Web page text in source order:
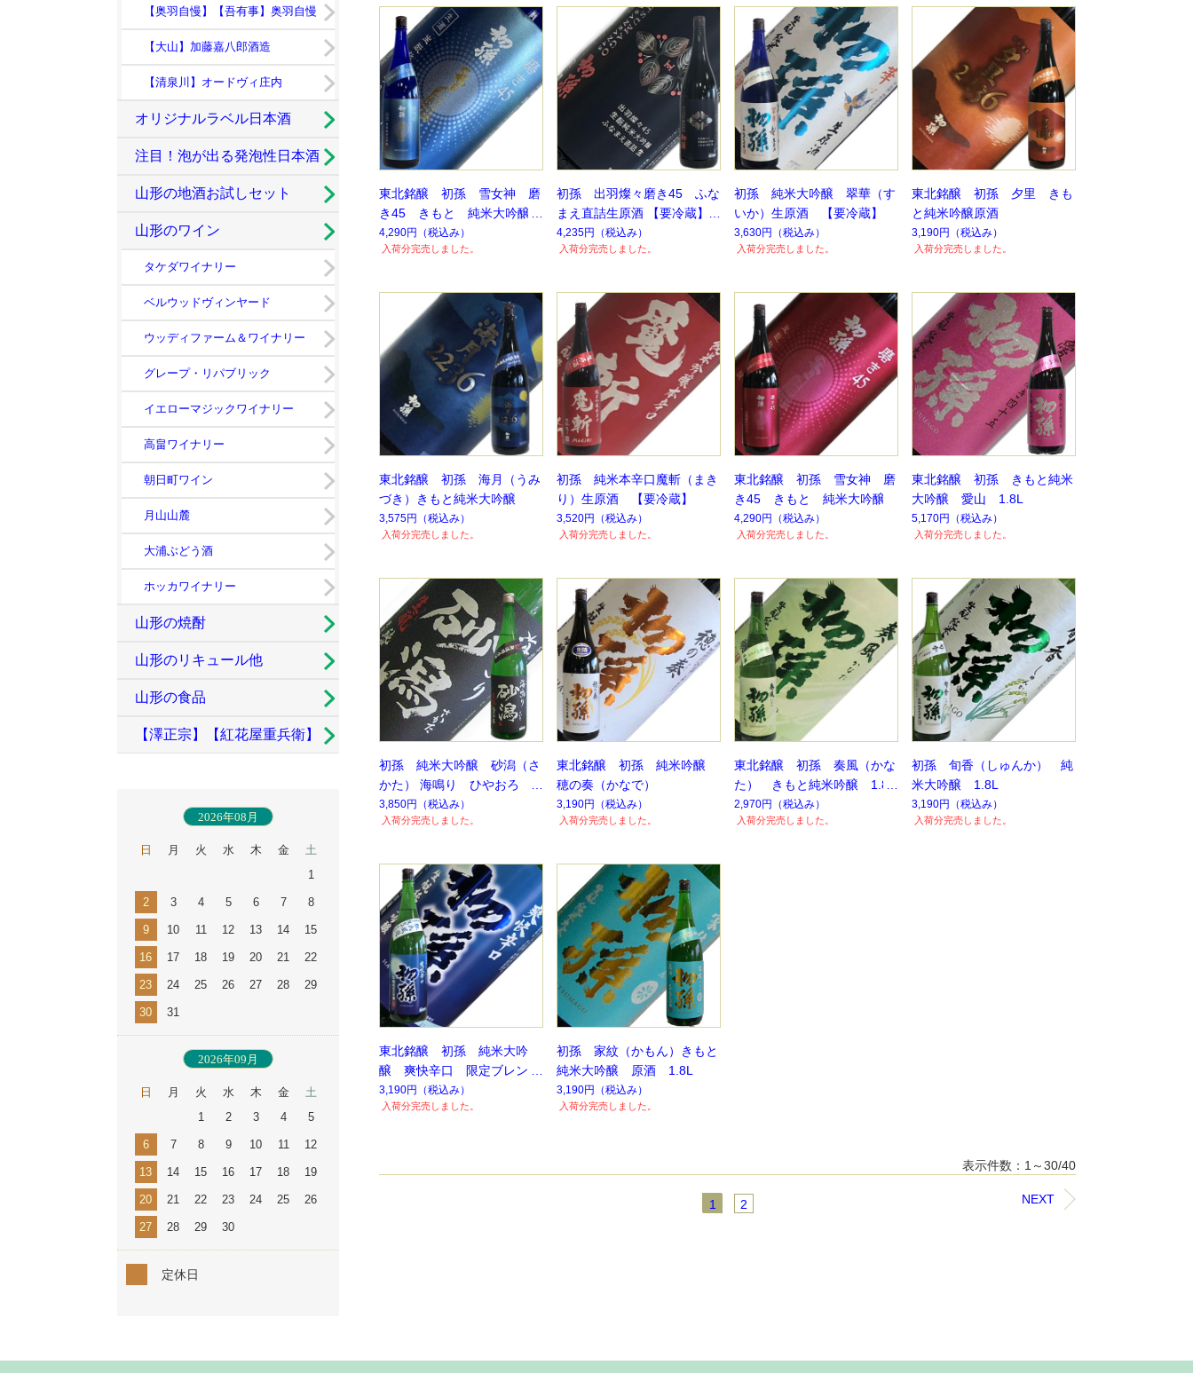
東北銘醸 初孫 雪女神 磨
き45 きもと 純米大吟醸
【要冷蔵】
4,290円 （税込み）
入荷分完売しました。
初孫 出羽燦々磨き45 ふな
まえ直詰生原酒 【要冷蔵】
4,235円 （税込み）
入荷分完売しました。
初孫 純米大吟醸 翠華（す
いか）生原酒 【要冷蔵】
3,630円 （税込み）
入荷分完売しました。
東北銘醸 初孫 夕里 きも
と純米吟醸原酒
3,190円 （税込み）
入荷分完売しました。
東北銘醸 初孫 海月（うみ
づき）きもと純米大吟醸
3,575円 （税込み）
入荷分完売しました。
初孫 純米本辛口魔斬（まき
り）生原酒 【要冷蔵】
3,520円 （税込み）
入荷分完売しました。
東北銘醸 初孫 雪女神 磨
き45 きもと 純米大吟醸
4,290円 （税込み）
入荷分完売しました。
東北銘醸 初孫 きもと純米
大吟醸 愛山 1.8L
5,170円 （税込み）
入荷分完売しました。
初孫 純米大吟醸 砂潟（さ
かた） 海鳴り ひやおろ
し
3,850円 （税込み）
入荷分完売しました。
東北銘醸 初孫 純米吟醸
穂の奏（かなで）
3,190円 （税込み）
入荷分完売しました。
東北銘醸 初孫 奏風（かな
た） きもと純米吟醸 1.8L
【要冷蔵】
2,970円 （税込み）
入荷分完売しました。
初孫 旬香（しゅんか） 純
米大吟醸 1.8L
3,190円 （税込み）
入荷分完売しました。
東北銘醸 初孫 純米大吟
醸 爽快辛口 限定ブレン
ド 1.8L
3,190円 （税込み）
入荷分完売しました。
初孫 家紋（かもん）きもと
純米大吟醸 原酒 1.8L
3,190円 （税込み）
入荷分完売しました。
表示件数：1～30/40
NEXT
1 2
【奥羽自慢】【吾有事】奥羽自慢
【大山】加藤嘉八郎酒造
【清泉川】オードヴィ庄内
オリジナルラベル日本酒
注目！泡が出る発泡性日本酒
山形の地酒お試しセット
山形のワイン
タケダワイナリー
ベルウッドヴィンヤード
ウッディファーム＆ワイナリー
グレープ・リパブリック
イエローマジックワイナリー
高畠ワイナリー
朝日町ワイン
月山山麓
大浦ぶどう酒
ホッカワイナリー
山形の焼酎
山形のリキュール他
山形の食品
【澤正宗】【紅花屋重兵衛】
2026年08月
日 月 火 水 木 金
土
1
2 3 4 5 6 7 8
9 10 11 12 13 14 15
16 17 18 19 20 21 22
23 24 25 26 27 28 29
30 31
2026年09月
日 月 火 水 木 金
土
1
2 3 4 5
6 7 8 9 10 11 12
13 14 15 16 17 18 19
20 21 22 23 24 25 26
27 28 29 30
定休日